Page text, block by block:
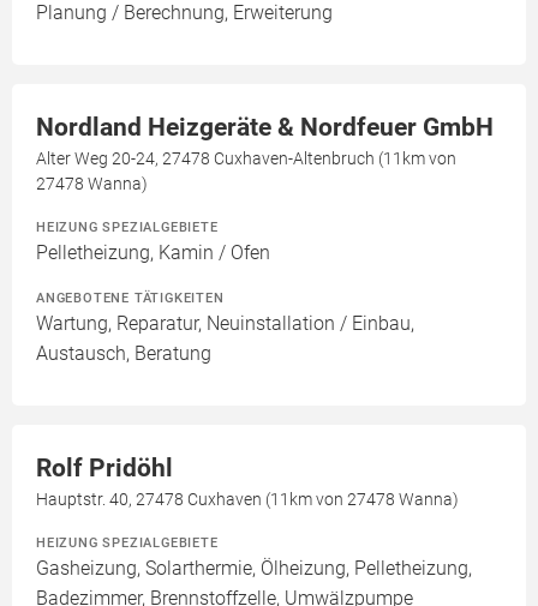
Planung / Berechnung, Erweiterung
Nordland Heizgeräte & Nordfeuer GmbH
Alter Weg 20-24, 27478 Cuxhaven-Altenbruch (11km von
27478 Wanna)
HEIZUNG SPEZIALGEBIETE
Pelletheizung, Kamin / Ofen
ANGEBOTENE TÄTIGKEITEN
Wartung, Reparatur, Neuinstallation / Einbau,
Austausch, Beratung
Rolf Pridöhl
Hauptstr. 40, 27478 Cuxhaven (11km von 27478 Wanna)
HEIZUNG SPEZIALGEBIETE
Gasheizung, Solarthermie, Ölheizung, Pelletheizung,
Badezimmer, Brennstoffzelle, Umwälzpumpe